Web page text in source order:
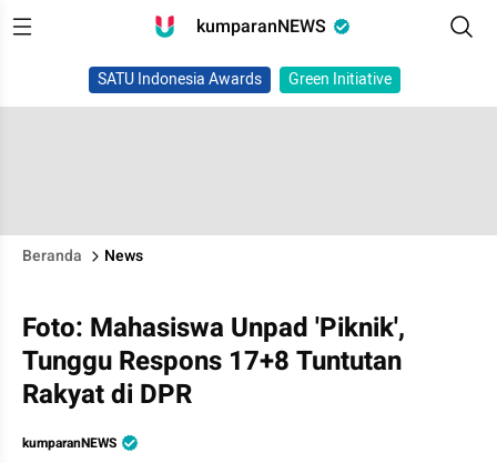
kumparanNEWS
SATU Indonesia Awards Green Initiative
Beranda News
Foto: Mahasiswa Unpad 'Piknik',
Tunggu Respons 17+8 Tuntutan
Rakyat di DPR
kumparanNEWS